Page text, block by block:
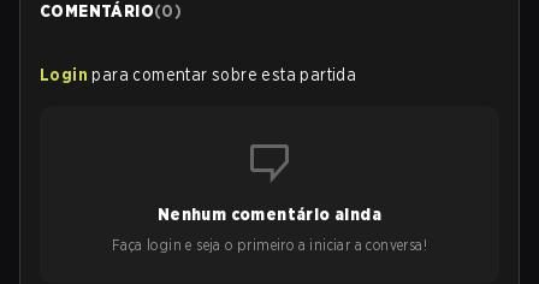
COMENTÁRIO(0)
Login para comentar sobre esta partida
Nenhum comentário ainda
Faça login e seja o primeiro a iniciar a conversa!